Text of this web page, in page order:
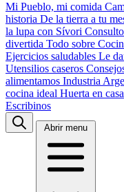
Mi Pueblo, mi comida
historia De la tierra a tu
la lupa con Sívori
divertida Todo sobre
Ejercicios saludables Le
Utensilios caseros
alimentamos Industria
cocina ideal Huerta en casa
Escribinos
Abrir menu